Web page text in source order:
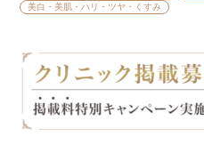
美白・美肌・ハリ・ツヤ・くすみ